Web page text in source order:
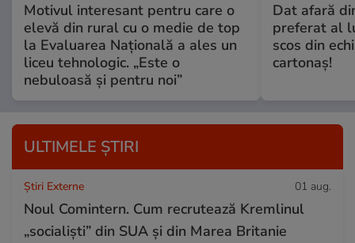
Motivul interesant pentru care o
elevă din rural cu o medie de top
la Evaluarea Națională a ales un
liceu tehnologic. „Este o
nebuloasă și pentru noi”
Dat afară
preferat al
scos din
cartonaş!
ULTIMELE ȘTIRI
Știri Externe 01 aug.
Noul Comintern. Cum recrutează Kremlinul
„socialiști” din SUA și din Marea Britanie